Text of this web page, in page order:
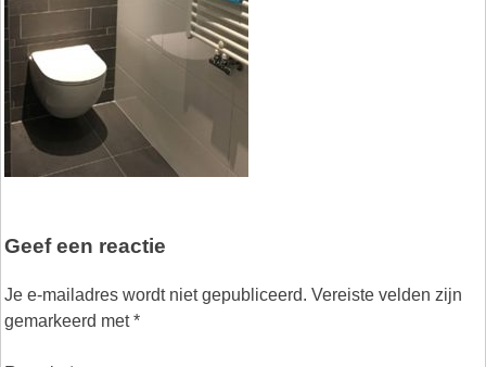
Geef een reactie
Je e-mailadres wordt niet gepubliceerd. Vereiste velden zijn
gemarkeerd met*